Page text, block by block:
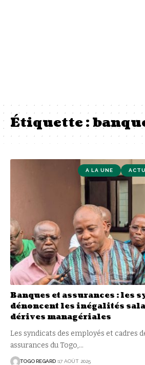
Étiquette :
A LA UNE
Banques et assurances : les
dénoncent les inégalités
dérives managériales
Les syndicats des employés et cadres
assurances du Togo,…
TOGO REGARD 17 AOÛT 2025